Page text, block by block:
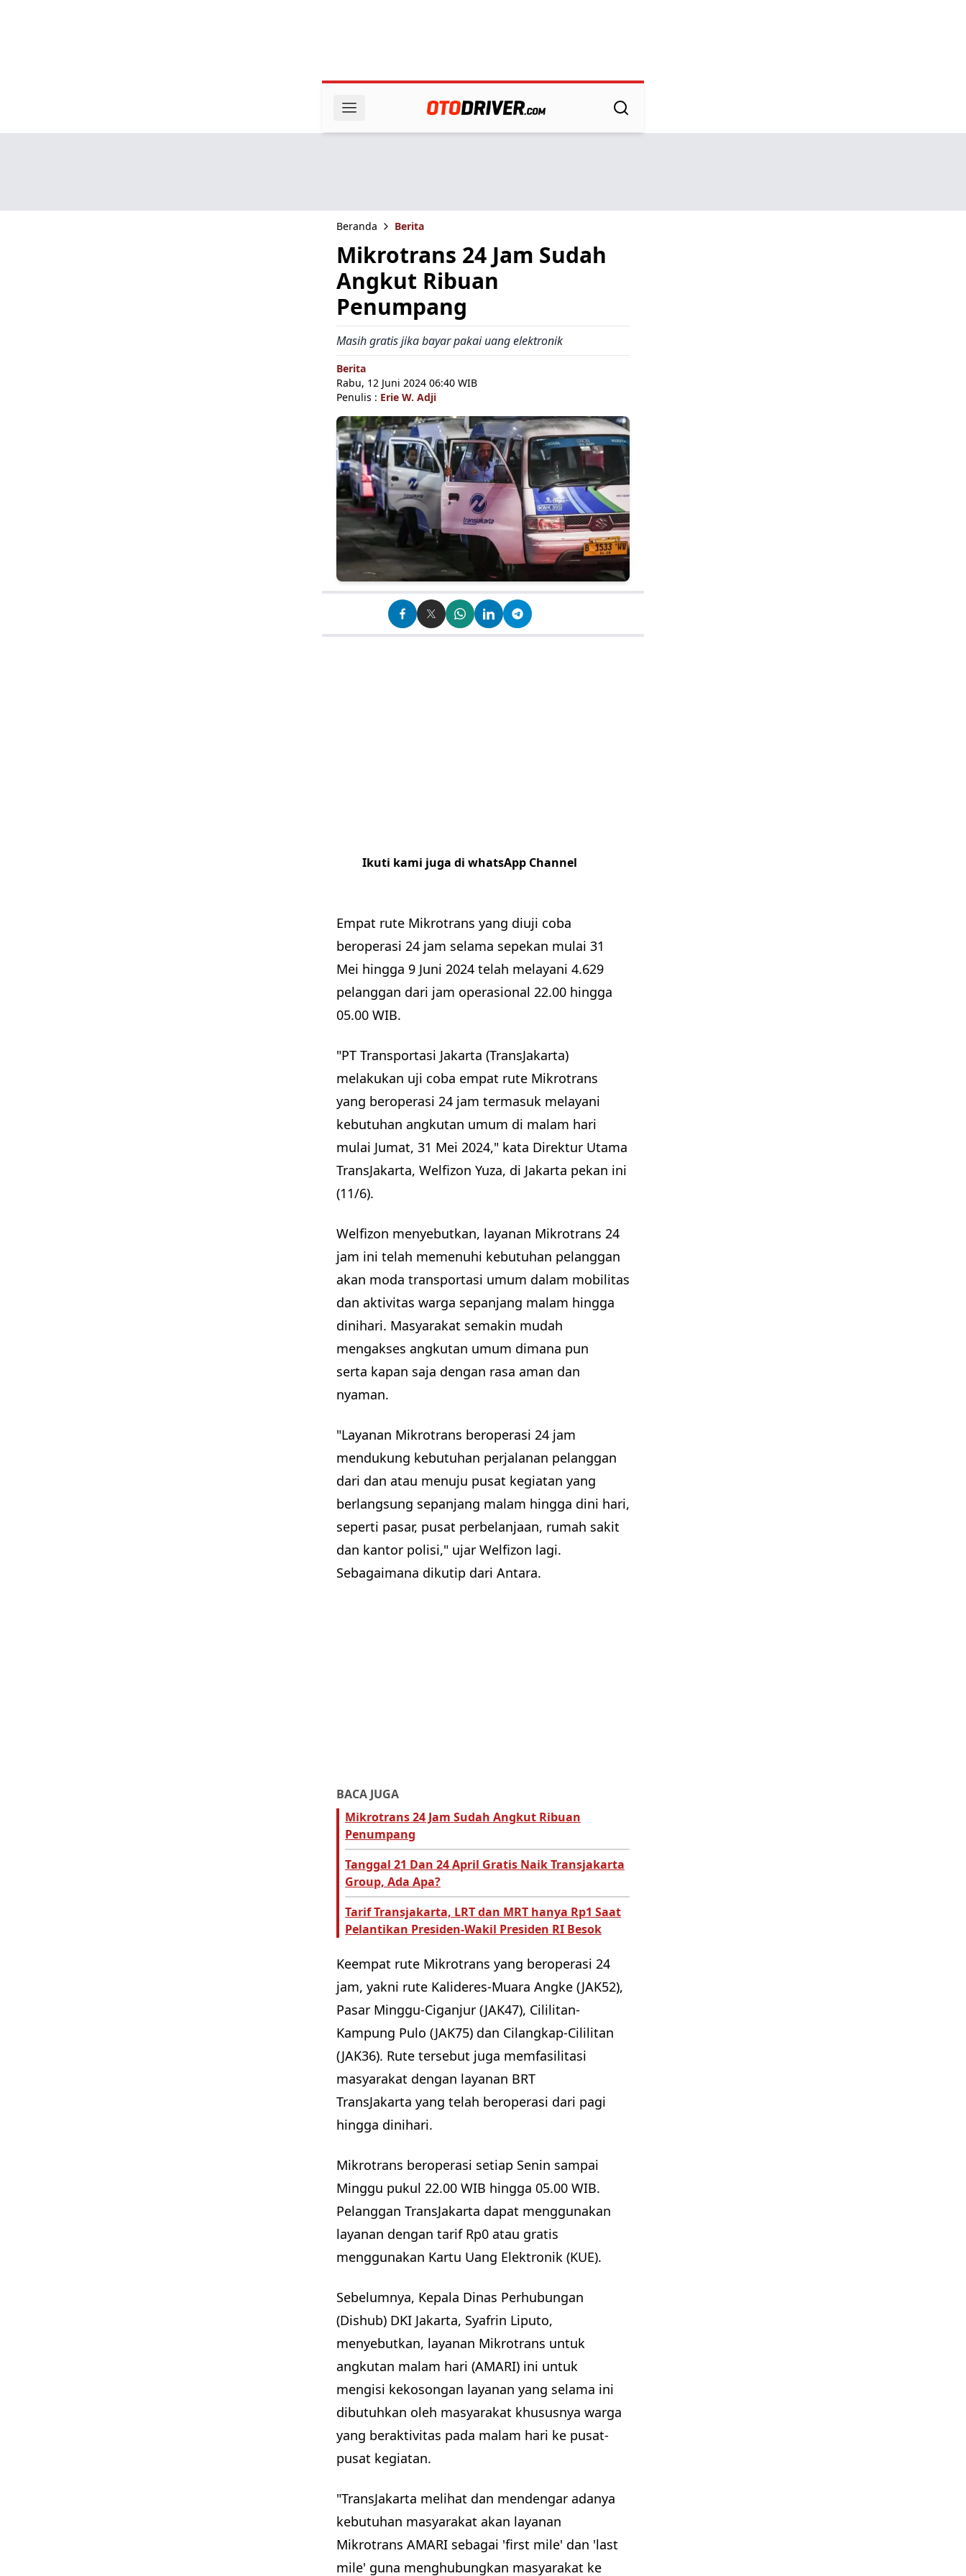
Beranda Berita
Mikrotrans 24 Jam Sudah
Angkut Ribuan
Penumpang
Masih gratis jika bayar pakai uang elektronik
Berita
Rabu, 12 Juni 2024 06:40 WIB
Penulis : Erie W. Adji
Ikuti kami juga di whatsApp Channel
Empat rute Mikrotrans yang diuji coba
beroperasi 24 jam selama sepekan mulai 31
Mei hingga 9 Juni 2024 telah melayani 4.629
pelanggan dari jam operasional 22.00 hingga
05.00 WIB.
"PT Transportasi Jakarta (TransJakarta)
melakukan uji coba empat rute Mikrotrans
yang beroperasi 24 jam termasuk melayani
kebutuhan angkutan umum di malam hari
mulai Jumat, 31 Mei 2024," kata Direktur Utama
TransJakarta, Welfizon Yuza, di Jakarta pekan ini
(11/6).
Welfizon menyebutkan, layanan Mikrotrans 24
jam ini telah memenuhi kebutuhan pelanggan
akan moda transportasi umum dalam mobilitas
dan aktivitas warga sepanjang malam hingga
dinihari. Masyarakat semakin mudah
mengakses angkutan umum dimana pun
serta kapan saja dengan rasa aman dan
nyaman.
"Layanan Mikrotrans beroperasi 24 jam
mendukung kebutuhan perjalanan pelanggan
dari dan atau menuju pusat kegiatan yang
berlangsung sepanjang malam hingga dini hari,
seperti pasar, pusat perbelanjaan, rumah sakit
dan kantor polisi," ujar Welfizon lagi.
Sebagaimana dikutip dari Antara.
BACA JUGA
Mikrotrans 24 Jam Sudah Angkut Ribuan
Penumpang
Tanggal 21 Dan 24 April Gratis Naik Transjakarta
Group, Ada Apa?
Tarif Transjakarta, LRT dan MRT hanya Rp1 Saat
Pelantikan Presiden-Wakil Presiden RI Besok
Keempat rute Mikrotrans yang beroperasi 24
jam, yakni rute Kalideres-Muara Angke (JAK52),
Pasar Minggu-Ciganjur (JAK47), Cililitan-
Kampung Pulo (JAK75) dan Cilangkap-Cililitan
(JAK36). Rute tersebut juga memfasilitasi
masyarakat dengan layanan BRT
TransJakarta yang telah beroperasi dari pagi
hingga dinihari.
Mikrotrans beroperasi setiap Senin sampai
Minggu pukul 22.00 WIB hingga 05.00 WIB.
Pelanggan TransJakarta dapat menggunakan
layanan dengan tarif Rp0 atau gratis
menggunakan Kartu Uang Elektronik (KUE).
Sebelumnya, Kepala Dinas Perhubungan
(Dishub) DKI Jakarta, Syafrin Liputo,
menyebutkan, layanan Mikrotrans untuk
angkutan malam hari (AMARI) ini untuk
mengisi kekosongan layanan yang selama ini
dibutuhkan oleh masyarakat khususnya warga
yang beraktivitas pada malam hari ke pusat-
pusat kegiatan.
"TransJakarta melihat dan mendengar adanya
kebutuhan masyarakat akan layanan
Mikrotrans AMARI sebagai 'first mile' dan 'last
mile' guna menghubungkan masyarakat ke